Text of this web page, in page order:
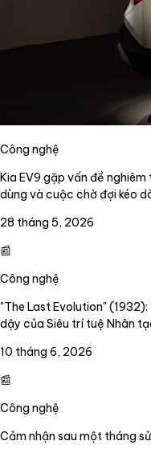
Công nghệ
Kia EV9 gặp vấn đề
dùng và cuộc chờ đợi kéo
28 tháng 5, 2026
📰
Công nghệ
"The Last Evolution"
dậy của Siêu trí tuệ Nhân
10 tháng 6, 2026
📰
Công nghệ
Cảm nhận sau một tháng